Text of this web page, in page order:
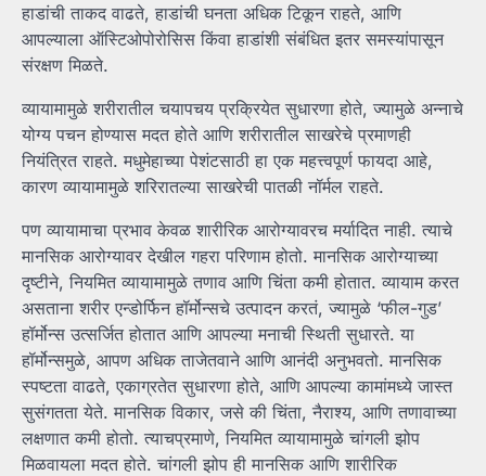
हाडांची ताकद वाढते, हाडांची घनता अधिक टिकून राहते, आणि
आपल्याला ऑस्टिओपोरोसिस किंवा हाडांशी संबंधित इतर समस्यांपासून
संरक्षण मिळते.
व्यायामामुळे शरीरातील चयापचय प्रक्रियेत सुधारणा होते, ज्यामुळे अन्नाचे
योग्य पचन होण्यास मदत होते आणि शरीरातील साखरेचे प्रमाणही
नियंत्रित राहते. मधुमेहाच्या पेशंटसाठी हा एक महत्त्वपूर्ण फायदा आहे,
कारण व्यायामामुळे शरिरातल्या साखरेची पातळी नॉर्मल राहते.
पण व्यायामाचा प्रभाव केवळ शारीरिक आरोग्यावरच मर्यादित नाही. त्याचे
मानसिक आरोग्यावर देखील गहरा परिणाम होतो. मानसिक आरोग्याच्या
दृष्टीने, नियमित व्यायामामुळे तणाव आणि चिंता कमी होतात. व्यायाम करत
असताना शरीर एन्डोर्फिन हॉर्मोन्सचे उत्पादन करतं, ज्यामुळे ‘फील-गुड’
हॉर्मोन्स उत्सर्जित होतात आणि आपल्या मनाची स्थिती सुधारते. या
हॉर्मोन्समुळे, आपण अधिक ताजेतवाने आणि आनंदी अनुभवतो. मानसिक
स्पष्टता वाढते, एकाग्रतेत सुधारणा होते, आणि आपल्या कामांमध्ये जास्त
सुसंगतता येते. मानसिक विकार, जसे की चिंता, नैराश्य, आणि तणावाच्या
लक्षणात कमी होतो. त्याचप्रमाणे, नियमित व्यायामामुळे चांगली झोप
मिळवायला मदत होते. चांगली झोप ही मानसिक आणि शारीरिक